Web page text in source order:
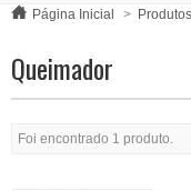
Página Inicial > Produtos
Queimador
Foi encontrado 1 produto.